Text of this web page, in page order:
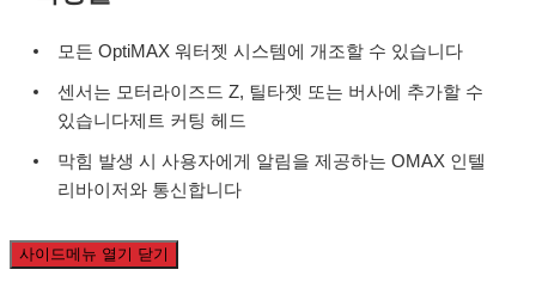
모든 OptiMAX 워터젯 시스템에 개조할 수 있습니다
센서는 모터라이즈드 Z, 틸타젯 또는 버사에 추가할 수
있습니다제트 커팅 헤드
막힘 발생 시 사용자에게 알림을 제공하는 OMAX 인텔
리바이저와 통신합니다
사이드메뉴 열기 닫기